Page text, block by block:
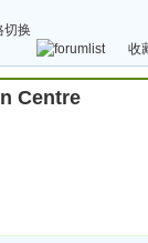
收
Centre